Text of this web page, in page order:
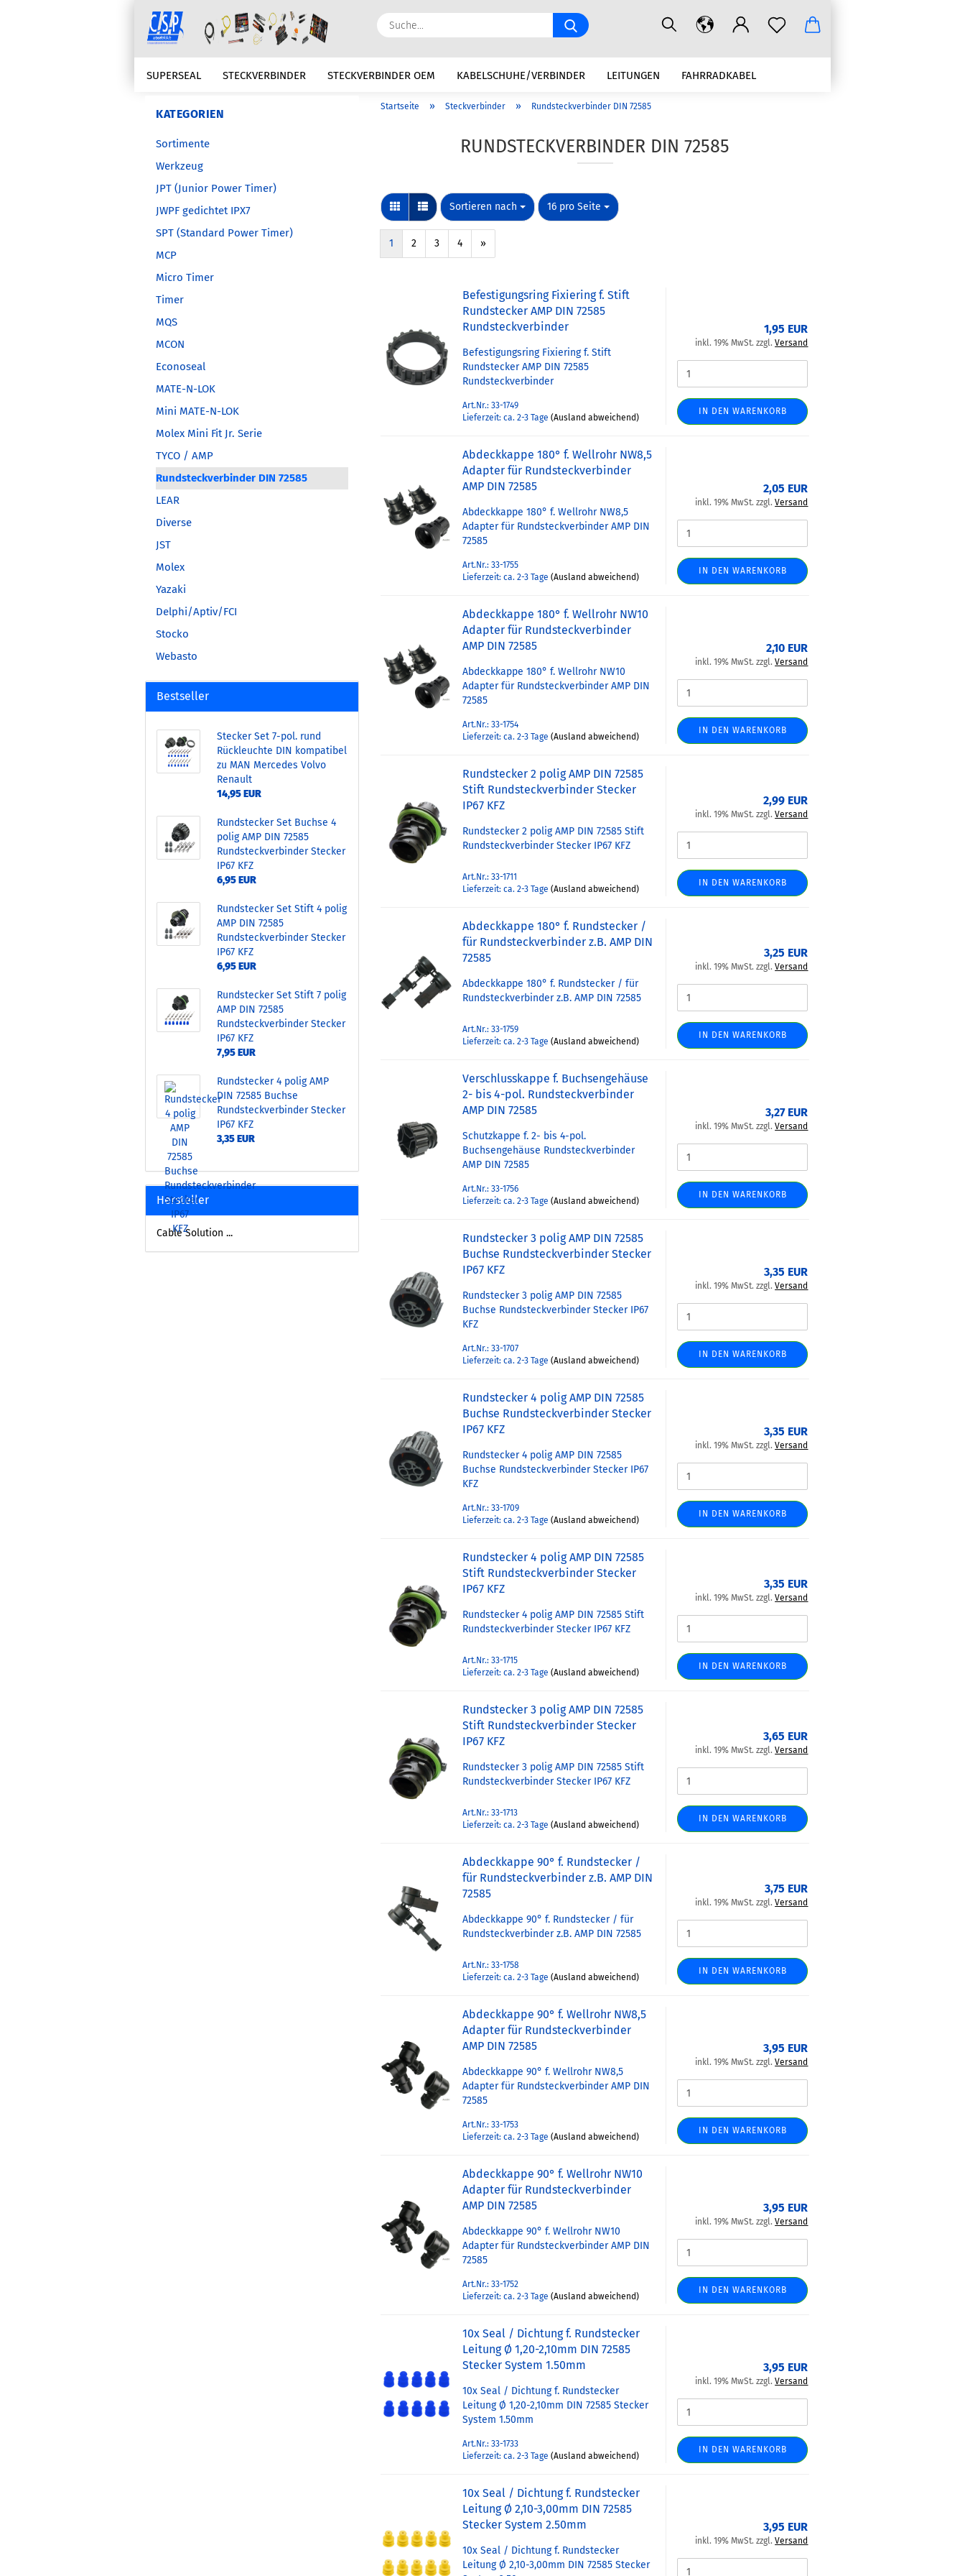
Suche...
SUPERSEAL STECKVERBINDER STECKVERBINDER OEM KABELSCHUHE/VERBINDER LEITUNGEN FAHRRADKABEL
KABELSCHUTZ BATTERIE / ZUBEHÖR ELEKTRIK KFZ REPARATURSÄTZE
ZUBEHÖR
Startseite » Steckverbinder » Rundsteckverbinder DIN 72585
RUNDSTECKVERBINDER DIN 72585
Sortieren nach
Sortieren nach 16 pro Seite
pro Seite
1 2 3 4 »
Befestigungsring Fixiering f. Stift
Rundstecker AMP DIN 72585
Rundsteckverbinder
Befestigungsring Fixiering f. Stift
Rundstecker AMP DIN 72585
Rundsteckverbinder
Art.Nr.: 33-1749
Lieferzeit: ca. 2-3 Tage (Ausland abweichend)
1,95 EUR
inkl. 19% MwSt. zzgl.Versand
IN DEN WARENKORB
Abdeckkappe 180° f. Wellrohr NW8,5
Adapter für Rundsteckverbinder
AMP DIN 72585
Abdeckkappe 180° f. Wellrohr NW8,5
Adapter für Rundsteckverbinder AMP DIN
72585
Art.Nr.: 33-1755
Lieferzeit: ca. 2-3 Tage (Ausland abweichend)
2,05 EUR
inkl. 19% MwSt. zzgl.Versand
IN DEN WARENKORB
Abdeckkappe 180° f. Wellrohr NW10
Adapter für Rundsteckverbinder
AMP DIN 72585
Abdeckkappe 180° f. Wellrohr NW10
Adapter für Rundsteckverbinder AMP DIN
72585
Art.Nr.: 33-1754
Lieferzeit: ca. 2-3 Tage (Ausland abweichend)
2,10 EUR
inkl. 19% MwSt. zzgl.Versand
IN DEN WARENKORB
Rundstecker 2 polig AMP DIN 72585
Stift Rundsteckverbinder Stecker
IP67 KFZ
Rundstecker 2 polig AMP DIN 72585 Stift
Rundsteckverbinder Stecker IP67 KFZ
Art.Nr.: 33-1711
Lieferzeit: ca. 2-3 Tage (Ausland abweichend)
2,99 EUR
inkl. 19% MwSt. zzgl.Versand
IN DEN WARENKORB
Abdeckkappe 180° f. Rundstecker /
für Rundsteckverbinder z.B. AMP DIN
72585
Abdeckkappe 180° f. Rundstecker / für
Rundsteckverbinder z.B. AMP DIN 72585
Art.Nr.: 33-1759
Lieferzeit: ca. 2-3 Tage (Ausland abweichend)
3,25 EUR
inkl. 19% MwSt. zzgl.Versand
IN DEN WARENKORB
Verschlusskappe f. Buchsengehäuse
2- bis 4-pol. Rundsteckverbinder
AMP DIN 72585
Schutzkappe f. 2- bis 4-pol.
Buchsengehäuse Rundsteckverbinder
AMP DIN 72585
Art.Nr.: 33-1756
Lieferzeit: ca. 2-3 Tage (Ausland abweichend)
3,27 EUR
inkl. 19% MwSt. zzgl.Versand
IN DEN WARENKORB
Rundstecker 3 polig AMP DIN 72585
Buchse Rundsteckverbinder Stecker
IP67 KFZ
Rundstecker 3 polig AMP DIN 72585
Buchse Rundsteckverbinder Stecker IP67
KFZ
Art.Nr.: 33-1707
Lieferzeit: ca. 2-3 Tage (Ausland abweichend)
3,35 EUR
inkl. 19% MwSt. zzgl.Versand
IN DEN WARENKORB
Rundstecker 4 polig AMP DIN 72585
Buchse Rundsteckverbinder Stecker
IP67 KFZ
Rundstecker 4 polig AMP DIN 72585
Buchse Rundsteckverbinder Stecker IP67
KFZ
Art.Nr.: 33-1709
Lieferzeit: ca. 2-3 Tage (Ausland abweichend)
3,35 EUR
inkl. 19% MwSt. zzgl.Versand
IN DEN WARENKORB
Rundstecker 4 polig AMP DIN 72585
Stift Rundsteckverbinder Stecker
IP67 KFZ
Rundstecker 4 polig AMP DIN 72585 Stift
Rundsteckverbinder Stecker IP67 KFZ
Art.Nr.: 33-1715
Lieferzeit: ca. 2-3 Tage (Ausland abweichend)
3,35 EUR
inkl. 19% MwSt. zzgl.Versand
IN DEN WARENKORB
Rundstecker 3 polig AMP DIN 72585
Stift Rundsteckverbinder Stecker
IP67 KFZ
Rundstecker 3 polig AMP DIN 72585 Stift
Rundsteckverbinder Stecker IP67 KFZ
Art.Nr.: 33-1713
Lieferzeit: ca. 2-3 Tage (Ausland abweichend)
3,65 EUR
inkl. 19% MwSt. zzgl.Versand
IN DEN WARENKORB
Abdeckkappe 90° f. Rundstecker /
für Rundsteckverbinder z.B. AMP DIN
72585
Abdeckkappe 90° f. Rundstecker / für
Rundsteckverbinder z.B. AMP DIN 72585
Art.Nr.: 33-1758
Lieferzeit: ca. 2-3 Tage (Ausland abweichend)
3,75 EUR
inkl. 19% MwSt. zzgl.Versand
IN DEN WARENKORB
Abdeckkappe 90° f. Wellrohr NW8,5
Adapter für Rundsteckverbinder
AMP DIN 72585
Abdeckkappe 90° f. Wellrohr NW8,5
Adapter für Rundsteckverbinder AMP DIN
72585
Art.Nr.: 33-1753
Lieferzeit: ca. 2-3 Tage (Ausland abweichend)
3,95 EUR
inkl. 19% MwSt. zzgl.Versand
IN DEN WARENKORB
Abdeckkappe 90° f. Wellrohr NW10
Adapter für Rundsteckverbinder
AMP DIN 72585
Abdeckkappe 90° f. Wellrohr NW10
Adapter für Rundsteckverbinder AMP DIN
72585
Art.Nr.: 33-1752
Lieferzeit: ca. 2-3 Tage (Ausland abweichend)
3,95 EUR
inkl. 19% MwSt. zzgl.Versand
IN DEN WARENKORB
10x Seal / Dichtung f. Rundstecker
Leitung Ø 1,20-2,10mm DIN 72585
Stecker System 1.50mm
10x Seal / Dichtung f. Rundstecker
Leitung Ø 1,20-2,10mm DIN 72585 Stecker
System 1.50mm
Art.Nr.: 33-1733
Lieferzeit: ca. 2-3 Tage (Ausland abweichend)
3,95 EUR
inkl. 19% MwSt. zzgl.Versand
IN DEN WARENKORB
10x Seal / Dichtung f. Rundstecker
Leitung Ø 2,10-3,00mm DIN 72585
Stecker System 2.50mm
10x Seal / Dichtung f. Rundstecker
Leitung Ø 2,10-3,00mm DIN 72585 Stecker
3,95 EUR
inkl. 19% MwSt. zzgl.Versand
KATEGORIEN
Sortimente
Werkzeug
JPT (Junior Power Timer)
JWPF gedichtet IPX7
SPT (Standard Power Timer)
MCP
Micro Timer
Timer
MQS
MCON
Econoseal
MATE-N-LOK
Mini MATE-N-LOK
Molex Mini Fit Jr. Serie
TYCO / AMP
Rundsteckverbinder DIN 72585
LEAR
Diverse
JST
Molex
Yazaki
Delphi/Aptiv/FCI
Stocko
Webasto
Bestseller
Stecker Set 7-pol. rund
Rückleuchte DIN kompatibel
zu MAN Mercedes Volvo
Renault
14,95 EUR
Rundstecker Set Buchse 4
polig AMP DIN 72585
Rundsteckverbinder Stecker
IP67 KFZ
6,95 EUR
Rundstecker Set Stift 4 polig
AMP DIN 72585
Rundsteckverbinder Stecker
IP67 KFZ
6,95 EUR
Rundstecker Set Stift 7 polig
AMP DIN 72585
Rundsteckverbinder Stecker
IP67 KFZ
7,95 EUR
Rundstecker 4 polig AMP
DIN 72585 Buchse
Rundsteckverbinder Stecker
IP67 KFZ
3,35 EUR
Hersteller
Cable Solution ...